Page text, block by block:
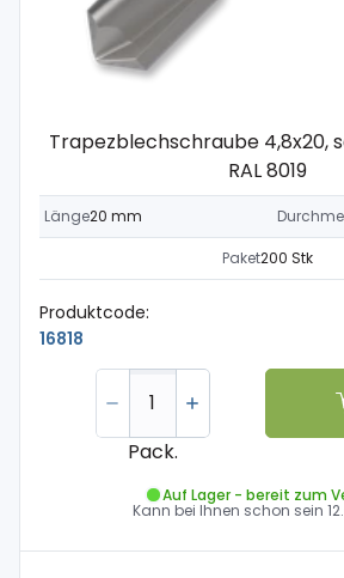
Trapezblechschraube 4,8x20,
RAL 8019
Länge20 mm
Paket200 Stk
Produktcode:
16818
Pack.
Auf Lager - bereit zum
Kann bei Ihnen schon sein